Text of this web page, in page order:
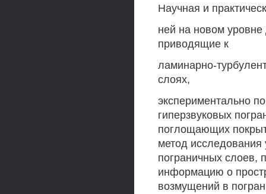
Научная и
ней на новом
приводящие к
ламинарно-
слоях,
экспериментально
гиперзвуковых
поглощающих
метод исследования
пограничных слоев,
информацию о
возмущений в